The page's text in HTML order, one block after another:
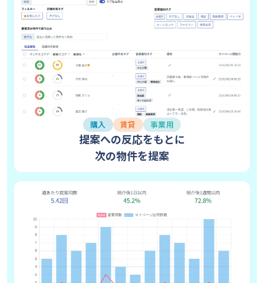
購入 賃貸 事業用
提案への反応をもとに
次の物件を提案